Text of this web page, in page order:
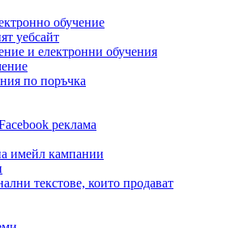
обучение
уебсайт
и електронни обучения
по поръчка
реклама
имейл кампании
текстове, които продават